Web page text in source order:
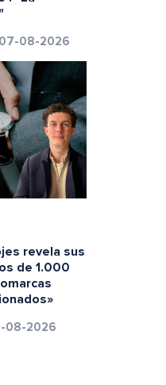
07-08-2026
revela sus
de 1.000
08-2026